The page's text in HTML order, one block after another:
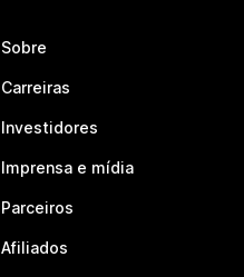
Sobre
Carreiras
Investidores
Imprensa e mídia
Parceiros
Afiliados